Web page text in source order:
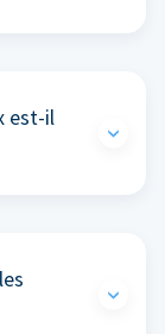
est-il